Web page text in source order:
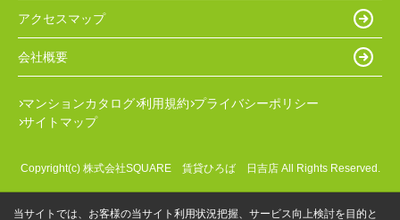
アクセスマップ
会社概要
マンションカタログ 利用規約 プライバシーポリシー
サイトマップ
Copyright(c) 株式会社SQUARE 賃貸ひろば 日吉店 All Rights Reserved.
当サイトでは、お客様の当サイト利用状況把握、サービス向上検討を目的と